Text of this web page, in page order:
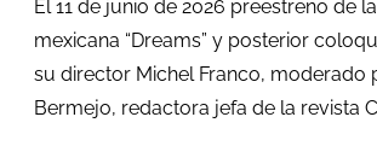
El 11 de junio de 2026 preestreno de
mexicana “Dreams” y posterior
su director Michel Franco, moderado
Bermejo, redactora jefa de la revista